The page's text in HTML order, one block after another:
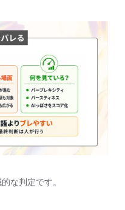
な判定です。